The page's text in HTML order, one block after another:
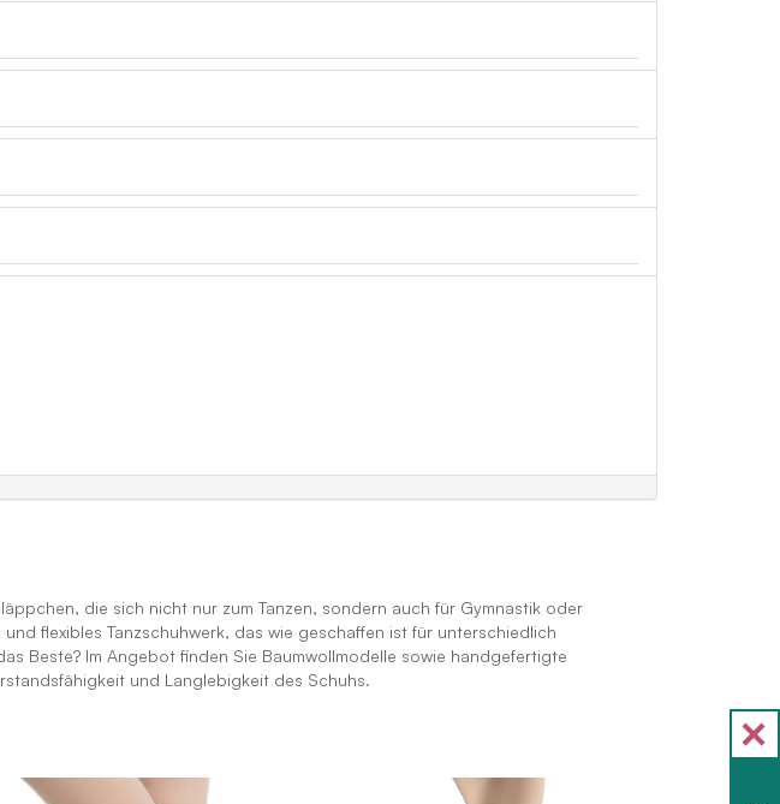
die sich nicht nur zum Tanzen, sondern auch für Gymnastik oder
flexibles Tanzschuhwerk, das wie geschaffen ist für unterschiedlich
Beste? Im Angebot finden Sie Baumwollmodelle sowie handgefertigte
und Langlebigkeit des Schuhs.